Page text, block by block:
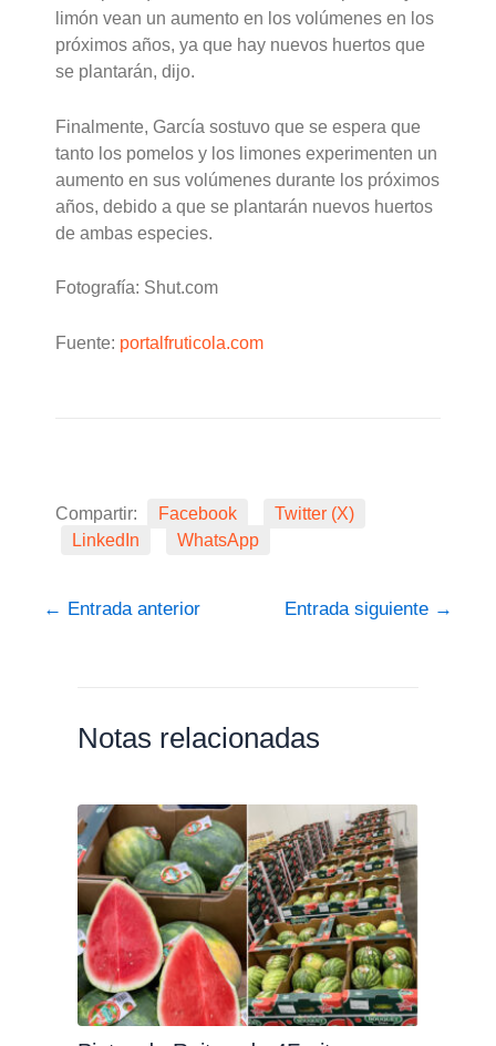
limón vean un aumento en los volúmenes en los
próximos años, ya que hay nuevos huertos que
se plantarán, dijo.
Finalmente, García sostuvo que se espera que
tanto los pomelos y los limones experimenten un
aumento en sus volúmenes durante los próximos
años, debido a que se plantarán nuevos huertos
de ambas especies.
Fotografía: Shut.com
Fuente: portalfruticola.com
Compartir: Facebook
Twitter (X)
LinkedIn
WhatsApp
← Entrada anterior Entrada siguiente →
Notas relacionadas